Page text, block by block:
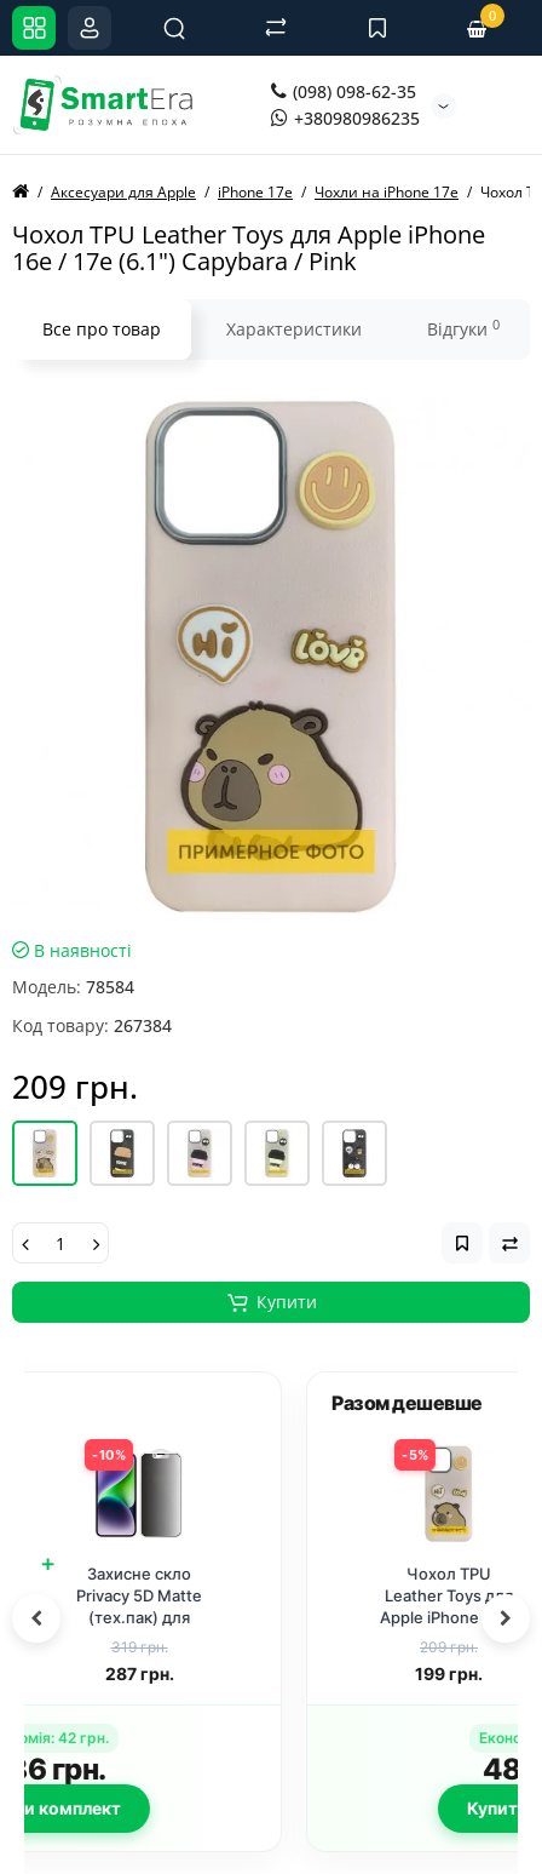
(098) 098-62-35
+380980986235
0
Аксесуари для Apple iPhone 17e Чохли на iPhone 17e Чохол
Чохол TPU Leather Toys для Apple iPhone
16e / 17e (6.1") Capybara / Pink
Все про товар Характеристики Відгуки 0
В наявності
Модель: 78584
Код товару: 267384
209 грн.
Купити
5%
Чохол TPU
Leather Toys для
Apple iPhone 16e /
Capybara / Pink
209 грн.
199
Захисне скло 5D
Anti-static Matte
(тех.пак) для
Apple iPhone 13 /
17e (6.1") Чорний